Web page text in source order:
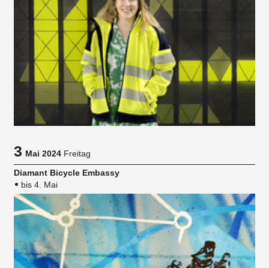
3Mai 2024 Freitag
Diamant Bicycle Embassy
bis 4. Mai